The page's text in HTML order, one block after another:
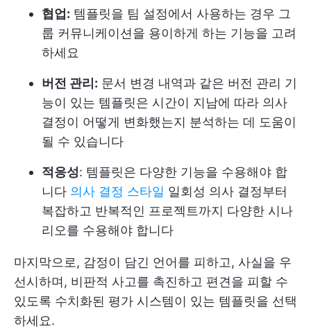
협업: 템플릿을 팀 설정에서 사용하는 경우 그
룹 커뮤니케이션을 용이하게 하는 기능을 고려
하세요
버전 관리: 문서 변경 내역과 같은 버전 관리 기
능이 있는 템플릿은 시간이 지남에 따라 의사
결정이 어떻게 변화했는지 분석하는 데 도움이
될 수 있습니다
적응성: 템플릿은 다양한 기능을 수용해야 합
니다 의사 결정 스타일 일회성 의사 결정부터
복잡하고 반복적인 프로젝트까지 다양한 시나
리오를 수용해야 합니다
마지막으로, 감정이 담긴 언어를 피하고, 사실을 우
선시하며, 비판적 사고를 촉진하고 편견을 피할 수
있도록 수치화된 평가 시스템이 있는 템플릿을 선택
하세요.